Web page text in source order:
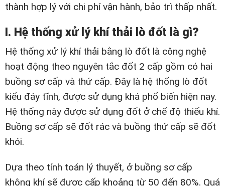
thành hợp lý với chi phí vận hành, bảo trì thấp nhất.
I. Hệ thống xử lý khí thải lò đốt là gì?
Hệ thống xử lý khí thải bằng lò đốt là công nghệ
hoạt động theo nguyên tắc đốt 2 cấp gồm có hai
buồng sơ cấp và thứ cấp. Đây là hệ thống lò đốt
kiểu đáy tĩnh, được sử dụng khá phổ biến hiện nay.
Hệ thống này được sử dụng đốt ở chế độ thiếu khí.
Buồng sơ cấp sẽ đốt rác và buồng thứ cấp sẽ đốt
khói.
Dựa theo tính toán lý thuyết, ở buồng sơ cấp
không khí sẽ được cấp khoảng từ 50 đến 80%. Quá